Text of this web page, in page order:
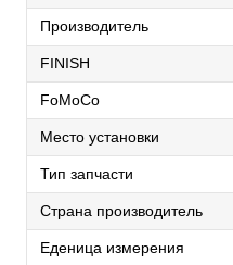
Производитель
FINISH
FoMoCo
Место установки
Тип запчасти
Страна производитель
Еденица измерения